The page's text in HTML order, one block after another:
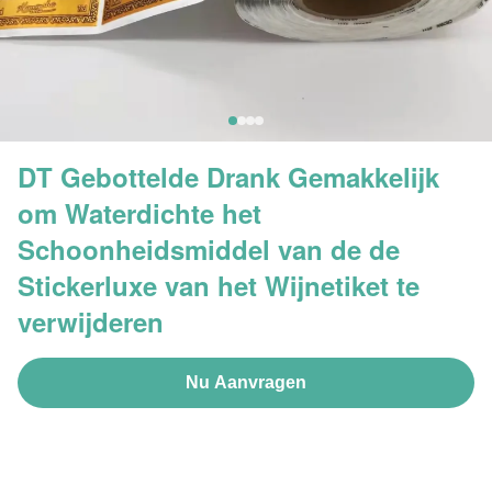
DT Gebottelde Drank Gemakkelijk
om Waterdichte het
Schoonheidsmiddel van de de
Stickerluxe van het Wijnetiket te
verwijderen
Nu Aanvragen